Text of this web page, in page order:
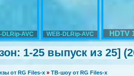
DLRip-AVC WEB-DLRip-AVC HDTV
1-25 выпуск из 25]
от RG Files-x » ТВ-шоу от RG Files-x